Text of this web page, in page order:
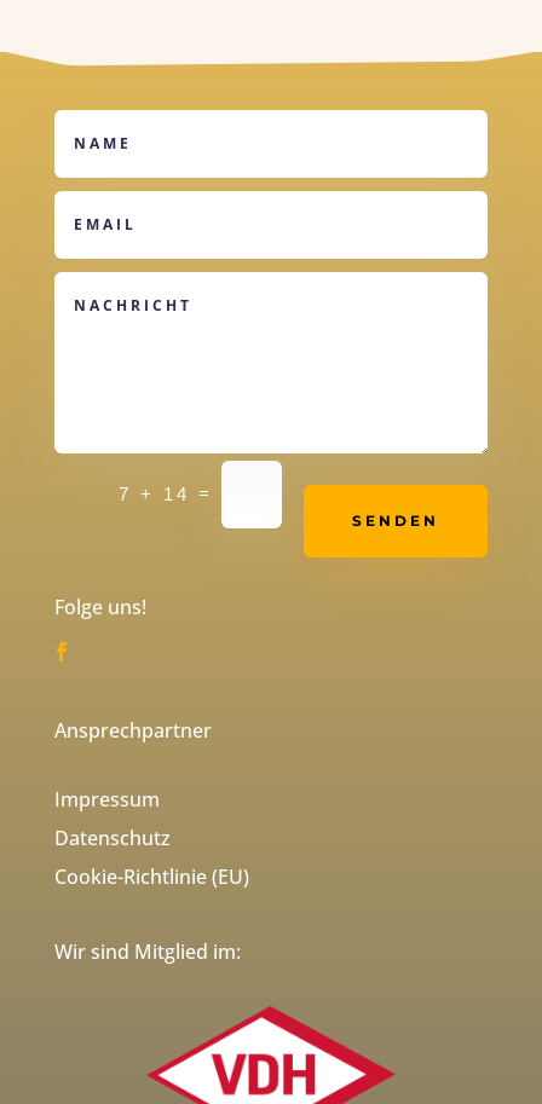
7 + 14 =
SENDEN
Alternative:
Folge uns!
Ansprechpartner
Impressum
Datenschutz
Cookie-Richtlinie (EU)
Wir sind Mitglied im: